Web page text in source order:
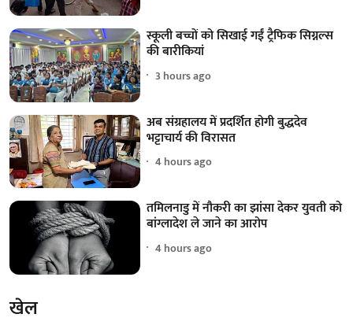
स्कूली बच्चों को सिखाई गईं ट्रैफिक सिग्नल्स
की बारीकियां
3 hours ago
अब संग्रहालय में प्रदर्शित होगी बुद्धदेव
भट्टाचार्य की विरासत
4 hours ago
तमिलनाडु में नौकरी का झांसा देकर युवती को
बांग्लादेश ले जाने का आरोप
4 hours ago
खेल